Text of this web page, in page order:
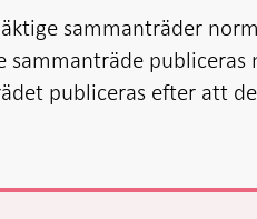
sammanträder
sammanträde
publiceras efter att